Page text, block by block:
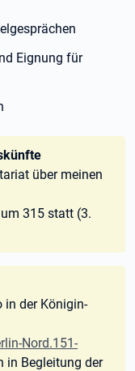
Eignung für
über meinen
315 statt (3.
in der Königin-
Nord.151-
in Begleitung der